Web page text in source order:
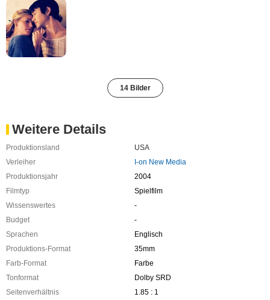
14 Bilder
Weitere Details
Produktionsland
USA
Verleiher
I-on New Media
Produktionsjahr
2004
Filmtyp
Spielfilm
Wissenswertes
-
Budget
-
Sprachen
Englisch
Produktions-Format
35mm
Farb-Format
Farbe
Tonformat
Dolby SRD
Seitenverhältnis
1.85 : 1